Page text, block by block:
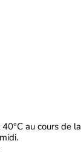
au cours de la